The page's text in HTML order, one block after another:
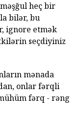
heç bir
bilər, bu
ignore etmək
seçdiyiniz
mənada
onlar fərqli
fərq - rəng